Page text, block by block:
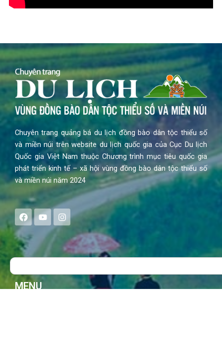
Chuyên trang quảng bá du lịch đồng bào dân tộc thiểu số
và miền núi trên website du lịch quốc gia của Cục Du lịch
Quốc gia Việt Nam thuộc Chương trình mục tiêu quốc gia
phát triển kinh tế – xã hội vùng đồng bào dân tộc thiểu số
và miền núi năm 2024
F
a
e
b
o
Y
o
t
b
I
n
s
a
g
Search
MENU